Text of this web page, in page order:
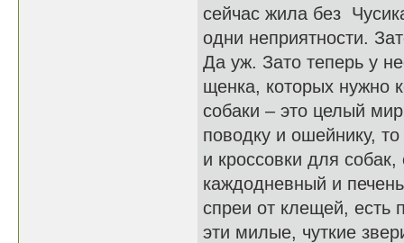
сейчас жила без
одни неприятности.
Да уж. Зато теперь у
щенка, которых нужно
собаки – это целый
поводку и ошейнику,
и кроссовки для
каждодневный и
спреи от клещей, есть
эти милые, чуткие